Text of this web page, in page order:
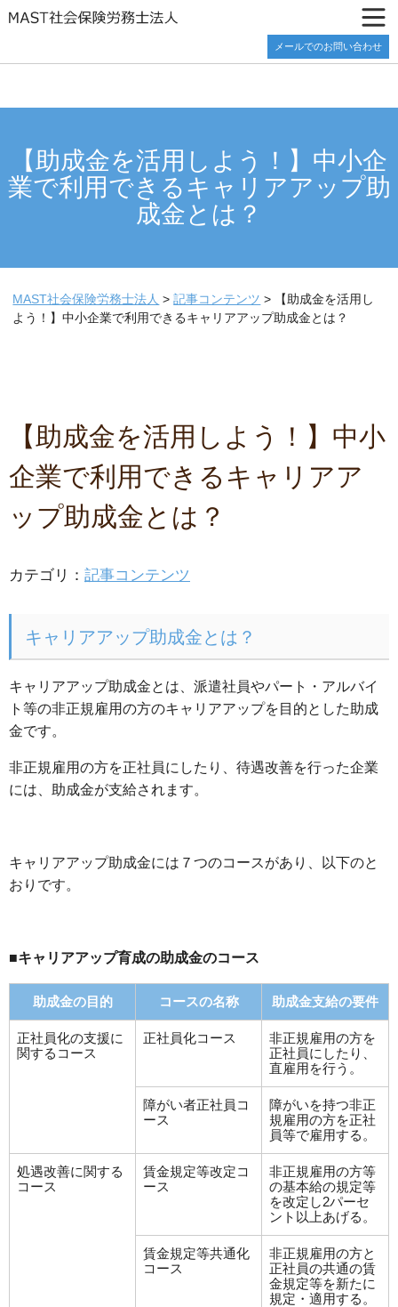
メールでのお問い合わせ
【助成金を活用しよう！】中小企
業で利用できるキャリアアップ助
成金とは？
MAST社会保険労務士法人 >記事コンテンツ >
【助成金を活用し
よう！】中小企業で利用できるキャリアアップ助成金とは？
【助成金を活用しよう！】中小
企業で利用できるキャリアア
ップ助成金とは？
カテゴリ： 記事コンテンツ
キャリアアップ助成金とは？
キャリアアップ助成金とは、派遣社員やパート・アルバイ
ト等の非正規雇用の方のキャリアアップを目的とした助成
金です。
非正規雇用の方を正社員にしたり、待遇改善を行った企業
には、助成金が支給されます。
キャリアアップ助成金には７つのコースがあり、以下のと
おりです。
■キャリアアップ育成の助成金のコース
助成金の目的 コースの名称 助成金支給の要件
正社員化の支援に
関するコース
正社員化コース
非正規雇用の方を
正社員にしたり、
直雇用を行う。
障がい者正社員コ
ース
障がいを持つ非正
規雇用の方を正社
員等で雇用する。
処遇改善に関する
コース
賃金規定等改定コ
ース
非正規雇用の方等
の基本給の規定等
を改定し2パーセ
ント以上あげる。
賃金規定等共通化
コース
非正規雇用の方と
正社員の共通の賃
金規定等を新たに
規定・適用する。